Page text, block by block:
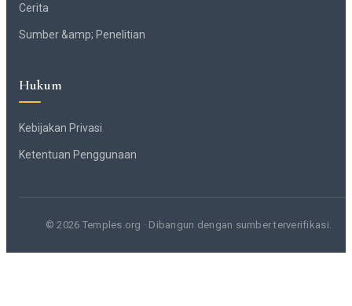
Cerita
Sumber &amp; Penelitian
Hukum
Kebijakan Privasi
Ketentuan Penggunaan
© 2026 Temples.org · Dibangun dengan sumber terverifikasi.